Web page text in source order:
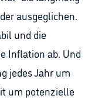
ausgeglichen.
und die
Inflation ab. Und
jedes Jahr um
um potenzielle